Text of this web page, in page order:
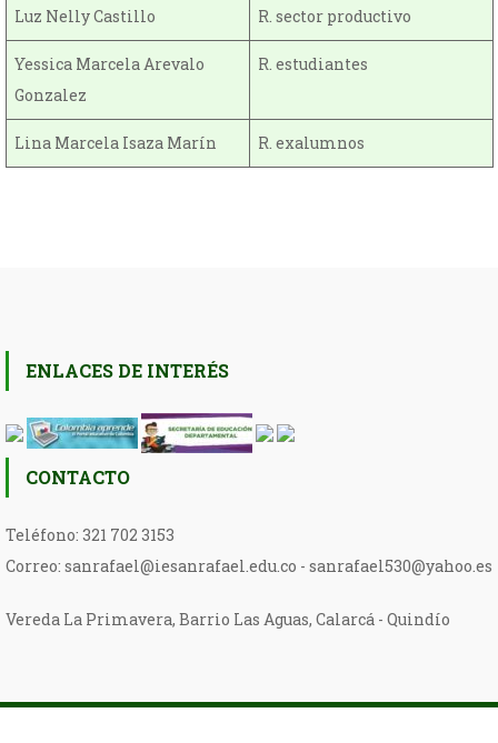
Luz Nelly Castillo R. sector productivo
Yessica Marcela Arevalo
Gonzalez
R. estudiantes
Lina Marcela Isaza Marín R. exalumnos
ENLACES DE INTERÉS
CONTACTO
Teléfono: 321 702 3153
Correo: sanrafael@iesanrafael.edu.co - sanrafael530@yahoo.es
Vereda La Primavera, Barrio Las Aguas, Calarcá - Quindío